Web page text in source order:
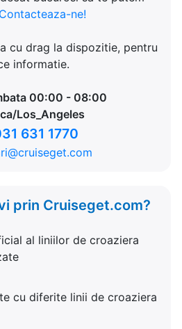
Contacteaza-ne!
cu drag la dispozitie, pentru
informatie.
00:00 - 08:00
Los_Angeles
631 1770
prin Cruiseget.com?
al liniilor de croaziera
cu diferite linii de croaziera